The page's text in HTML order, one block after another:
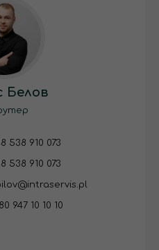
Белов
538 910 073
538 910 073
947 10 10 10